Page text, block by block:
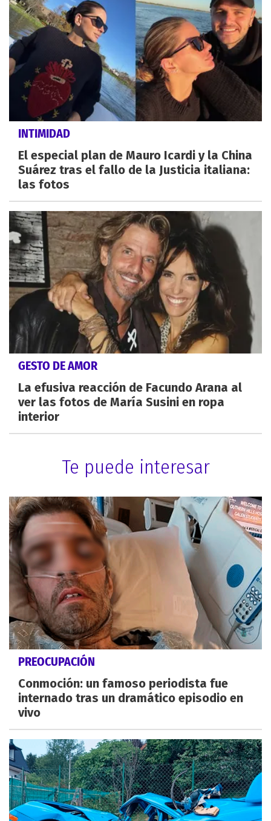
INTIMIDAD
El especial plan de Mauro Icardi y la China
Suárez tras el fallo de la Justicia italiana:
las fotos
GESTO DE AMOR
La efusiva reacción de Facundo Arana al
ver las fotos de María Susini en ropa
interior
Te puede interesar
PREOCUPACIÓN
Conmoción: un famoso periodista fue
internado tras un dramático episodio en
vivo